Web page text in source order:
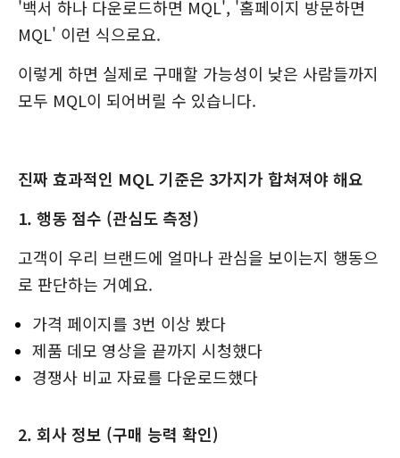
'백서 하나 다운로드하면 MQL', '홈페이지 방문하면
MQL' 이런 식으로요.
이렇게 하면 실제로 구매할 가능성이 낮은 사람들까지
모두 MQL이 되어버릴 수 있습니다.
진짜 효과적인 MQL 기준은 3가지가 합쳐져야 해요
1. 행동 점수 (관심도 측정)
고객이 우리 브랜드에 얼마나 관심을 보이는지 행동으
로 판단하는 거예요.
가격 페이지를 3번 이상 봤다
제품 데모 영상을 끝까지 시청했다
경쟁사 비교 자료를 다운로드했다
2. 회사 정보 (구매 능력 확인)